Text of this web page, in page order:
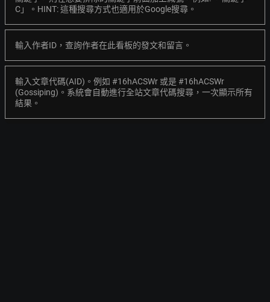
C」。HINT: 這種搜尋方式也適用於Google搜尋。
輸入作者ID，查詢作者在此看板的發文和留言。
輸入文章代碼(AID)。例如 #16hACSWr 或是 #16hACSWr
(Gossiping)。系統會自動進行全站文章代碼搜尋，一次顯示所有
結果。